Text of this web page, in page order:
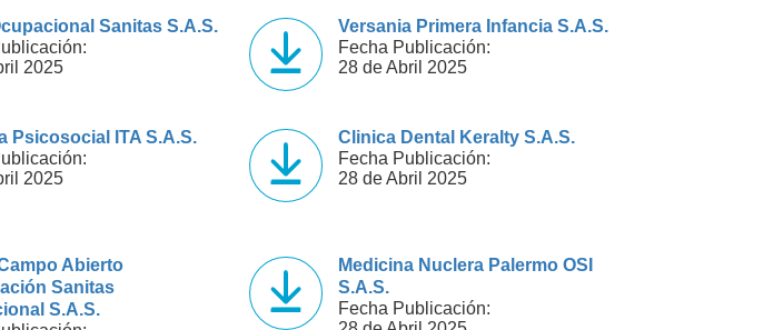
Sanitas S.A.S.
2025
Versania Primera Infancia S.A.S.
Fecha Publicación:
28 de Abril 2025
Psicosocial ITA S.A.S.
2025
Clinica Dental Keralty S.A.S.
Fecha Publicación:
28 de Abril 2025
Abierto
Sanitas
S.A.S.
Medicina Nuclera Palermo OSI
S.A.S.
Fecha Publicación: